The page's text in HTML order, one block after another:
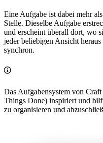
Eine Aufgabe ist dabei mehr
Stelle. Dieselbe Aufgabe
und erscheint überall dort, wo
jeder beliebigen Ansicht
synchron.
Das Aufgabensystem von
Things Done) inspiriert und
zu organisieren und